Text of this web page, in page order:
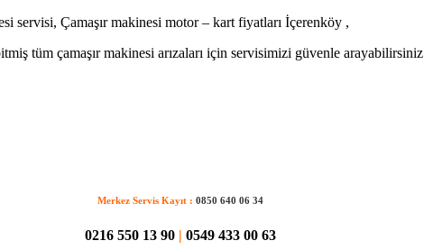
servisi, Çamaşır makinesi motor – kart fiyatları İçerenköy ,
tüm çamaşır makinesi arızaları için servisimizi güvenle arayabilirsiniz
Merkez Servis Kayıt : 0850 640 06 34
0216 550 13 90 0549 433 00 63